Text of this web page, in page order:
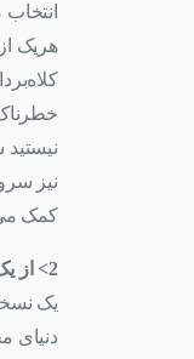
هریک
کمک
2> از یک مرورگر ایمن استفاده کنید
یک
دنیای